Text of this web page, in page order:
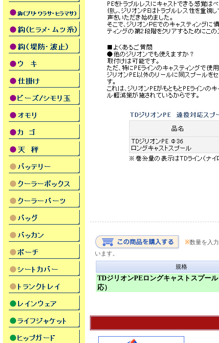
※数量を入
います。
規格
TDジリオンPEロングキャストスプー
応）